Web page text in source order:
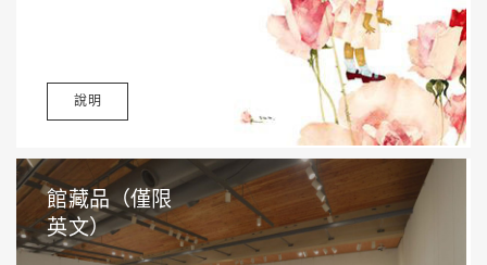
說明
館藏品（僅限
英文）